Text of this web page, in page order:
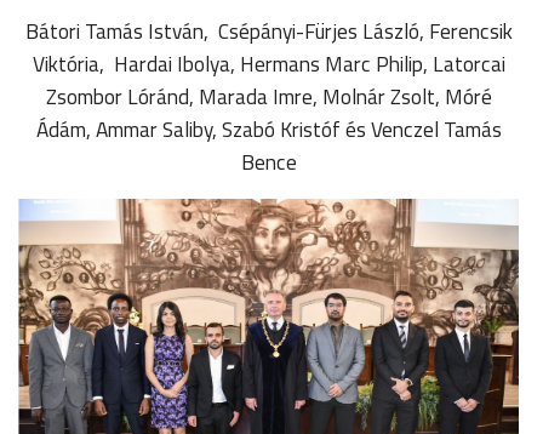
Bátori Tamás István, Csépányi-Fürjes László, Ferencsik
Viktória, Hardai Ibolya, Hermans Marc Philip, Latorcai
Zsombor Lóránd, Marada Imre, Molnár Zsolt, Móré
Ádám, Ammar Saliby, Szabó Kristóf és Venczel Tamás
Bence